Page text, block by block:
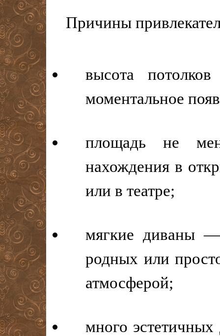
Причины
высота
моментальное
площадь не
нахождения в
или в театре;
мягкие диваны
родных или
атмосферой;
много